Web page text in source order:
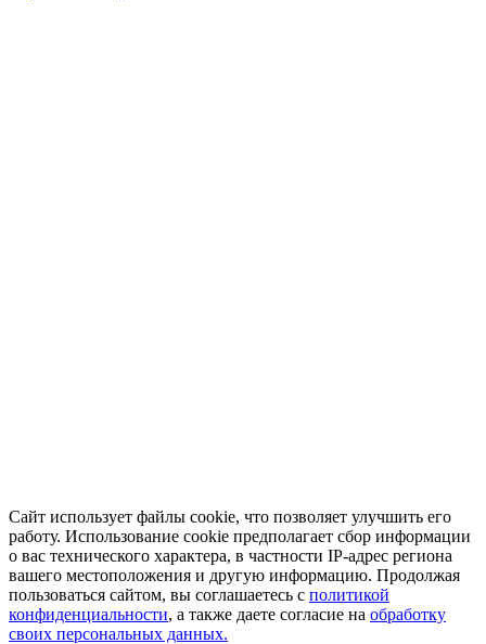
Сайт использует файлы cookie, что позволяет улучшить его
работу. Использование cookie предполагает сбор информации
о вас технического характера, в частности IP-адрес региона
вашего местоположения и другую информацию. Продолжая
пользоваться сайтом, вы соглашаетесь с политикой
конфиденциальности, а также даете согласие на обработку
своих персональных данных.